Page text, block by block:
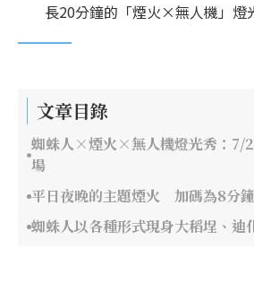
長20分鐘的「煙火×無人機」燈
文章目錄
蜘蛛人×煙火×無人機燈光秀：7/
場
平日夜晚的主題煙火 加碼為8分鐘
蜘蛛人以各種形式現身大稻埕、迪